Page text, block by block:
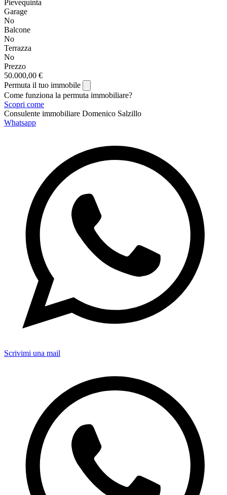
Pievequinta
Garage
No
Balcone
No
Terrazza
No
Prezzo
50.000,00 €
Permuta il tuo immobile
Come funziona la permuta immobiliare?
Scopri come
Consulente immobiliare Domenico Salzillo
Whatsapp
Scrivimi una mail